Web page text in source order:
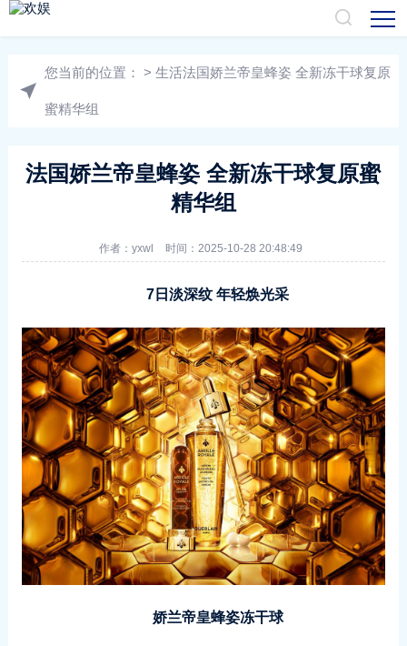
您当前的位置： > 生活法国娇兰帝皇蜂姿 全新冻干球复原
蜜精华组
法国娇兰帝皇蜂姿 全新冻干球复原蜜
精华组
作者：yxwl 时间：2025-10-28 20:48:49
7日淡深纹 年轻焕光采
娇兰帝皇蜂姿冻干球